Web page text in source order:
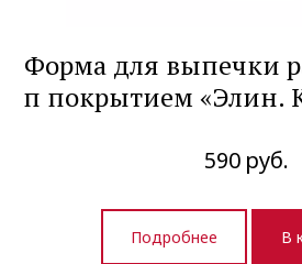
Форма для выпечки
п покрытием «Элин.
590 руб.
Подробнее В